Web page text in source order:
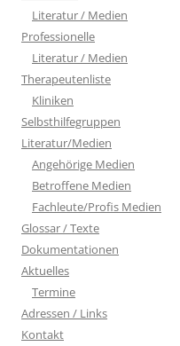
Literatur / Medien
Professionelle
Literatur / Medien
Therapeutenliste
Kliniken
Selbsthilfegruppen
Literatur/Medien
Angehörige Medien
Betroffene Medien
Fachleute/Profis Medien
Glossar / Texte
Dokumentationen
Aktuelles
Termine
Adressen / Links
Kontakt